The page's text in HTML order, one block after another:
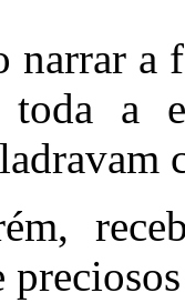
narrar a
toda a